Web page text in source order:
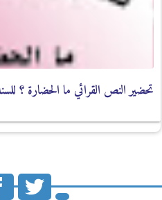
تحضير النص القرائي ما الحضارة ؟